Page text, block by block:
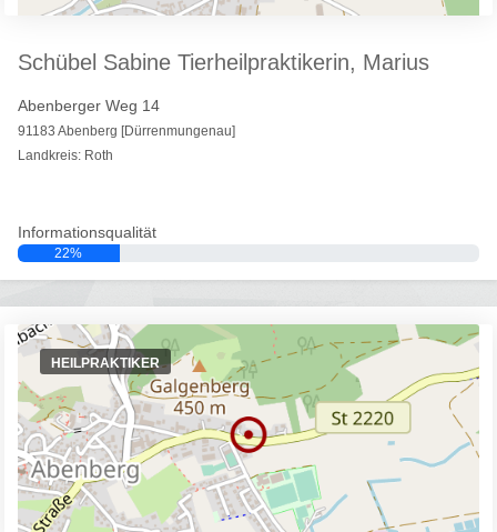
Schübel Sabine Tierheilpraktikerin, Marius
Abenberger Weg 14
91183 Abenberg [Dürrenmungenau]
Landkreis: Roth
Informationsqualität
22%
HEILPRAKTIKER